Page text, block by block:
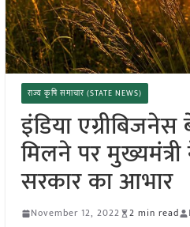
राज्य कृषि समाचार (STATE NEWS)
इंडिया एग्रीबिजनेस
मिलने पर
सरकार का आभार
November 12, 2022 2 min read